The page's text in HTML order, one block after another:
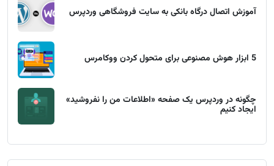
آموزش اتصال درگاه بانکی به سایت فروشگاهی وردپرس
5 ابزار هوش مصنوعی برای متحول کردن ووکامرس
چگونه در وردپرس یک صفحه «اطلاعات من را نفروشید»
ایجاد کنیم